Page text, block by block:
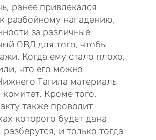
ранее привлекался
разбойному нападению,
за различные
ОВД для того, чтобы
Когда ему стало плохо,
что его можно
Тагила материалы
Кроме того,
также проводит
которого будет дана
и только тогда